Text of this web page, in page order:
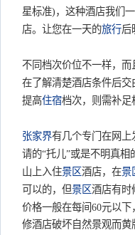
星标准)，这种酒店我们
店。让您在一天的旅行后
不同档次价位不一样，而
在了解清楚酒店条件后交
提高住宿档次，则需补足
张家界有几个专门在网上
请的“托儿”或是不明真
山上入住景区酒店，在景
可以的，但景区酒店有时
价格一般在每间60元以
修酒店破坏自然景观而